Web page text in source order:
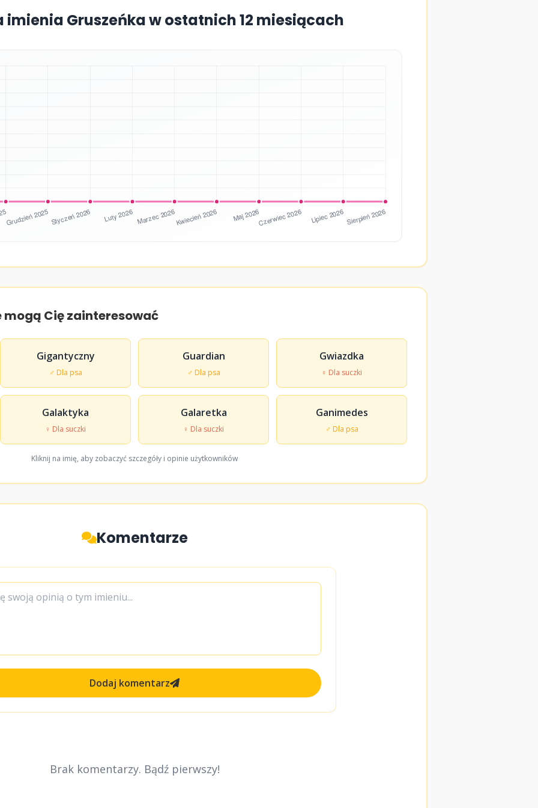
imienia Gruszeńka w ostatnich 12 miesiącach
Cię zainteresować
Gigantyczny
♂ Dla psa
Guardian
♂ Dla psa
Gwiazdka
♀ Dla suczki
Galaktyka
♀ Dla suczki
Galaretka
♀ Dla suczki
Ganimedes
♂ Dla psa
Kliknij na imię, aby zobaczyć szczegóły i opinie użytkowników
Komentarze
Dodaj komentarz
Brak komentarzy. Bądź pierwszy!